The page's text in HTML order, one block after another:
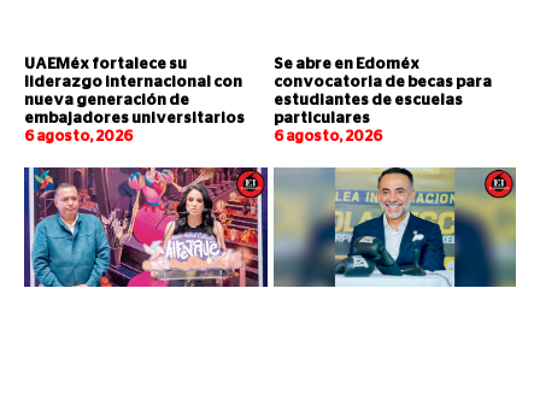
UAEMéx fortalece su
liderazgo internacional con
nueva generación de
embajadores universitarios
6 agosto, 2026
Se abre en Edoméx
convocatoria de becas para
estudiantes de escuelas
particulares
6 agosto, 2026